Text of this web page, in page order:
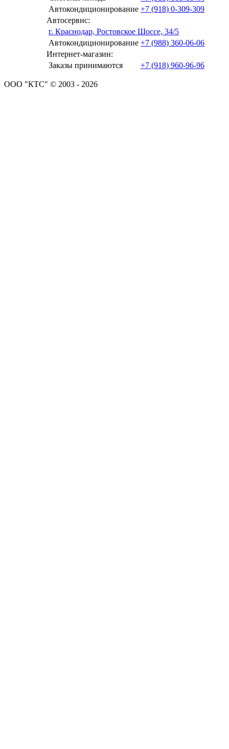
Автокондиционирование +7 (918) 0-309-309
Автосервис:
г. Краснодар, Ростовское Шоссе, 34/5
Автокондиционирование +7 (988) 360-06-06
Интернет-магазин:
Заказы принимаются
+7 (918) 960-96-96
ООО "КТС" © 2003 - 2026